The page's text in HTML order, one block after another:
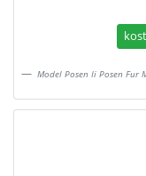
Model Posen Ii Posen Fur